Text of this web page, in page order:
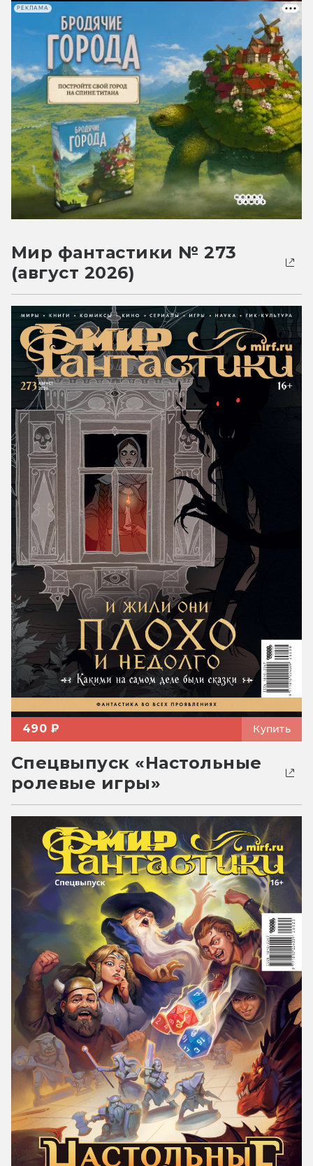
РЕКЛАМА
Мир фантастики № 273
(август 2026)
490 ₽ Купить
Спецвыпуск «Настольные
ролевые игры»